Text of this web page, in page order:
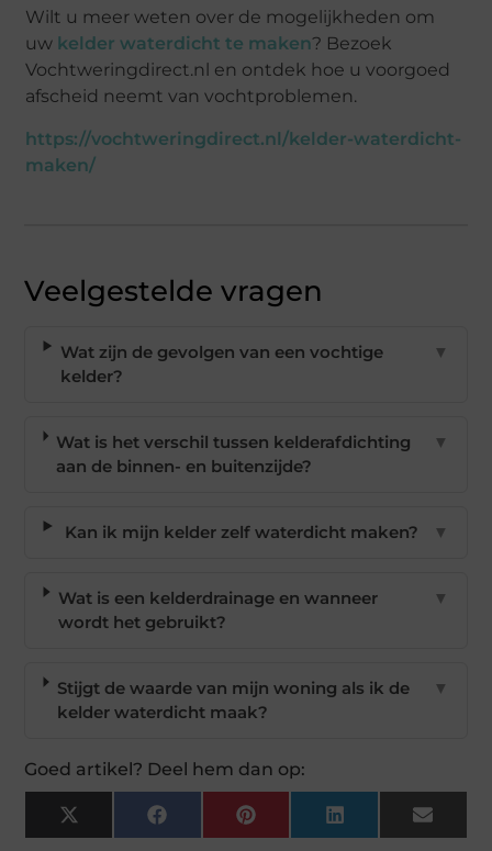
Wilt u meer weten over de mogelijkheden om
uw kelder waterdicht te maken? Bezoek
Vochtweringdirect.nl en ontdek hoe u voorgoed
afscheid neemt van vochtproblemen.
https://vochtweringdirect.nl/kelder-waterdicht-
maken/
Veelgestelde vragen
Wat zijn de gevolgen van een vochtige
kelder?
▼
Wat is het verschil tussen kelderafdichting
aan de binnen- en buitenzijde?
▼
Kan ik mijn kelder zelf waterdicht maken? ▼
Wat is een kelderdrainage en wanneer
wordt het gebruikt?
▼
Stijgt de waarde van mijn woning als ik de
kelder waterdicht maak?
▼
Goed artikel? Deel hem dan op:
X
(Twitter)
FacebookPinterest LinkedIn Email